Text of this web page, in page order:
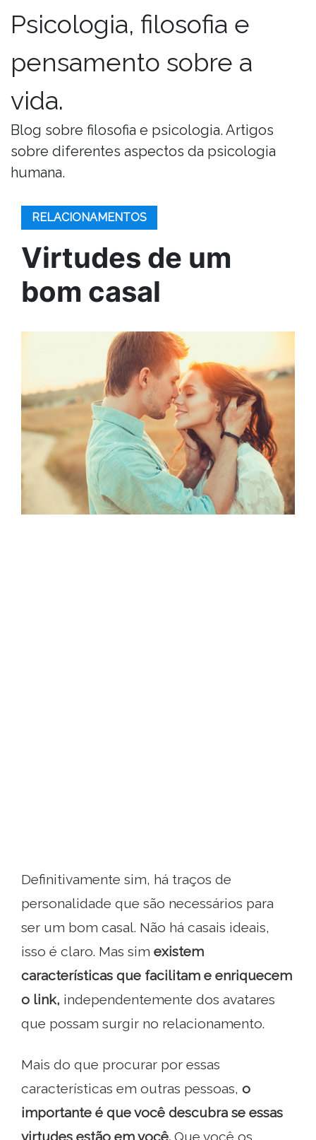
Psicologia, filosofia e
pensamento sobre a
vida.
Blog sobre filosofia e psicologia. Artigos
sobre diferentes aspectos da psicologia
humana.
RELACIONAMENTOS
Virtudes de um
bom casal
Definitivamente sim, há traços de
personalidade que são necessários para
ser um bom casal. Não há casais ideais,
isso é claro. Mas sim existem
características que facilitam e enriquecem
o link, independentemente dos avatares
que possam surgir no relacionamento.
Mais do que procurar por essas
características em outras pessoas, o
importante é que você descubra se essas
virtudes estão em você. Que você os